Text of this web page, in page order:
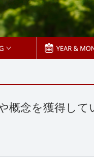
概念を獲得して